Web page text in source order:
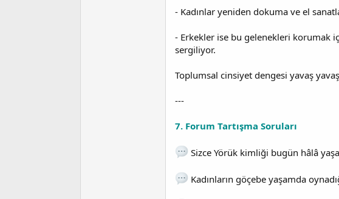
- Kadınlar yeniden dokuma ve el
- Erkekler ise bu gelenekleri korumak
sergiliyor.
Toplumsal cinsiyet dengesi yavaş
---
7. Forum Tartışma Soruları
Sizce Yörük kimliği bugün hâlâ
Kadınların göçebe yaşamda